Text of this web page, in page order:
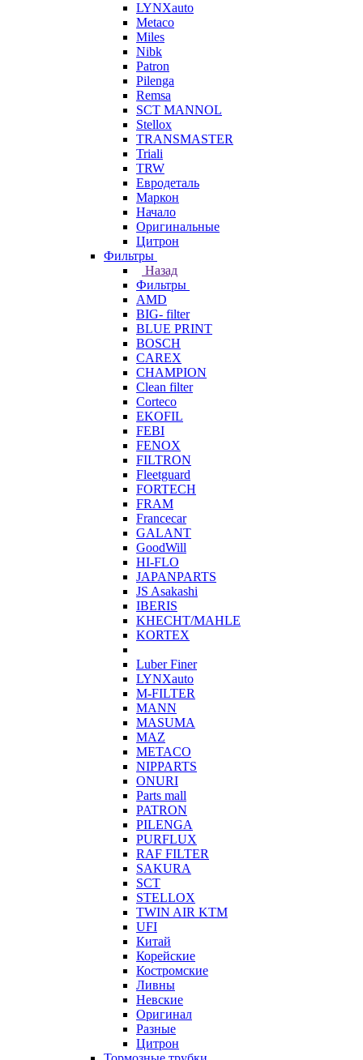
LYNXauto
Metaco
Miles
Nibk
Patron
Pilenga
Remsa
SCT MANNOL
Stellox
TRANSMASTER
Triali
TRW
Евродеталь
Маркон
Начало
Оригинальные
Цитрон
Фильтры
Назад
Фильтры
AMD
BIG- filter
BLUE PRINT
BOSCH
CAREX
CHAMPION
Clean filter
Corteco
EKOFIL
FEBI
FENOX
FILTRON
Fleetguard
FORTECH
FRAM
Francecar
GALANT
GoodWill
HI-FLO
JAPANPARTS
JS Asakashi
IBERIS
KHECHT/MAHLE
KORTEX
Luber Finer
LYNXauto
M-FILTER
MANN
MASUMA
MAZ
METACO
NIPPARTS
ONURI
Parts mall
PATRON
PILENGA
PURFLUX
RAF FILTER
SAKURA
SCT
STELLOX
TWIN AIR KTM
UFI
Китай
Корейские
Костромские
Ливны
Невские
Оригинал
Разные
Цитрон